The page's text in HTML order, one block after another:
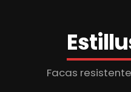
Facas